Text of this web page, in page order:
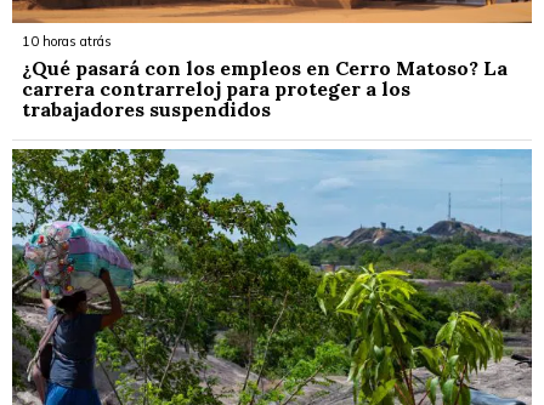
10 horas atrás
¿Qué pasará con los empleos en Cerro Matoso? La
carrera contrarreloj para proteger a los
trabajadores suspendidos